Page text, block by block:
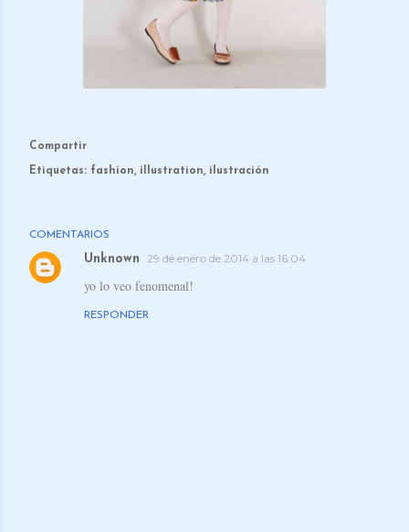
Compartir
Etiquetas: fashion illustration ilustración
COMENTARIOS
Unknown 29 de enero de 2014 a las 16:04
yo lo veo fenomenal!
RESPONDER